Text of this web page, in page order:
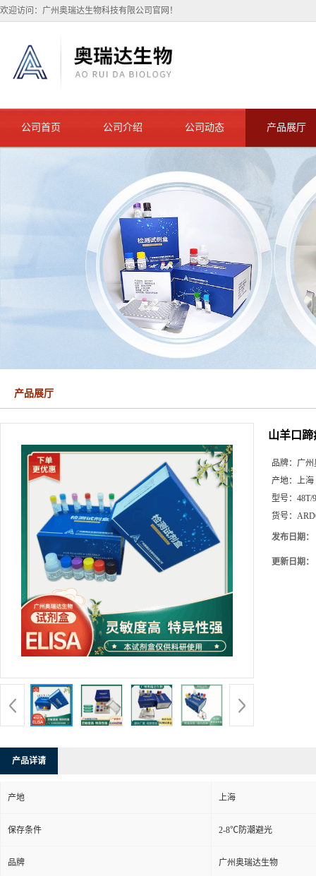
欢迎访问：广州奥瑞达生物科技有限公司官网！
公司首页 公司介绍 公司动态 产品展厅
产品展厅
山羊口
品牌： 广州
产地： 上海
型号： 48T/
货号：
发布日期：
更新日期：
产品详请
产地 上海
保存条件 2-8℃防潮避光
品牌 广州奥瑞达生物